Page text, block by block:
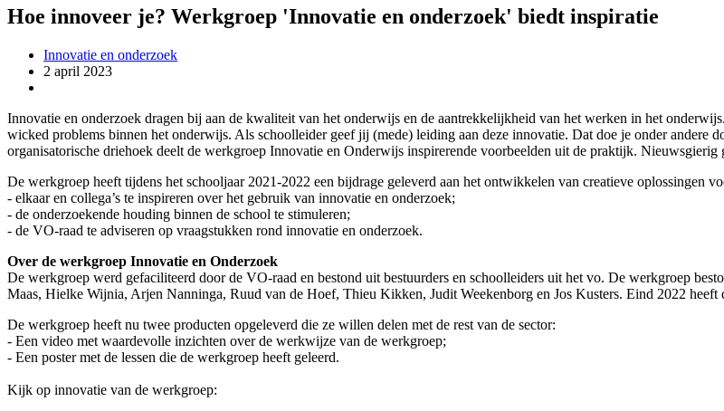
Hoe innoveer je? Werkgroep 'Innovatie en onderzoek' biedt inspiratie
Innovatie en onderzoek
2 april 2023
Innovatie en onderzoek dragen bij aan de kwaliteit van het onderwijs en de aantrekkelijkheid van het werken in het
wicked problems binnen het onderwijs. Als schoolleider geef jij (mede) leiding aan deze innovatie. Dat doe je onder andere
organisatorische driehoek deelt de werkgroep Innovatie en Onderwijs inspirerende voorbeelden uit de praktijk.
De werkgroep heeft tijdens het schooljaar 2021-2022 een bijdrage geleverd aan het ontwikkelen van creatieve oplossingen
- elkaar en collega’s te inspireren over het gebruik van innovatie en onderzoek;
- de onderzoekende houding binnen de school te stimuleren;
- de VO-raad te adviseren op vraagstukken rond innovatie en onderzoek.
Over de werkgroep Innovatie en Onderzoek
De werkgroep werd gefaciliteerd door de VO-raad en bestond uit bestuurders en schoolleiders uit het vo. De werkgroep
Maas, Hielke Wijnia, Arjen Nanninga, Ruud van de Hoef, Thieu Kikken, Judit Weekenborg en Jos Kusters. Eind 2022 heeft
De werkgroep heeft nu twee producten opgeleverd die ze willen delen met de rest van de sector:
- Een video met waardevolle inzichten over de werkwijze van de werkgroep;
- Een poster met de lessen die de werkgroep heeft geleerd.
Kijk op innovatie van de werkgroep: